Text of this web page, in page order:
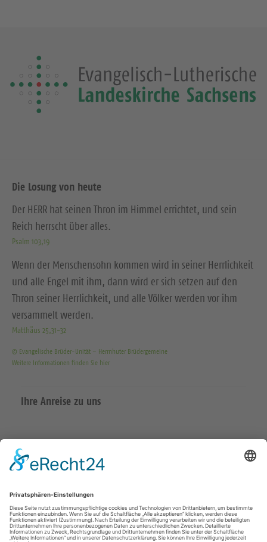
Die Losung von heute
Der HERR hat seinen Thron im Himmel errichtet, und sein
Reich herrscht über alles.
Psalm 103,19
Wenn der Menschensohn kommen wird in seiner Herrlichkeit
und alle Engel mit ihm, dann wird er sich setzen auf den
Thron seiner Herrlichkeit, und alle Völker werden vor ihm
versammelt werden.
Matthäus 25,31-32
© Evangelische Brüder-Unität – Herrnhuter Brüdergemeine
Weitere Informationen finden Sie hier
Ihre Anreise zu uns